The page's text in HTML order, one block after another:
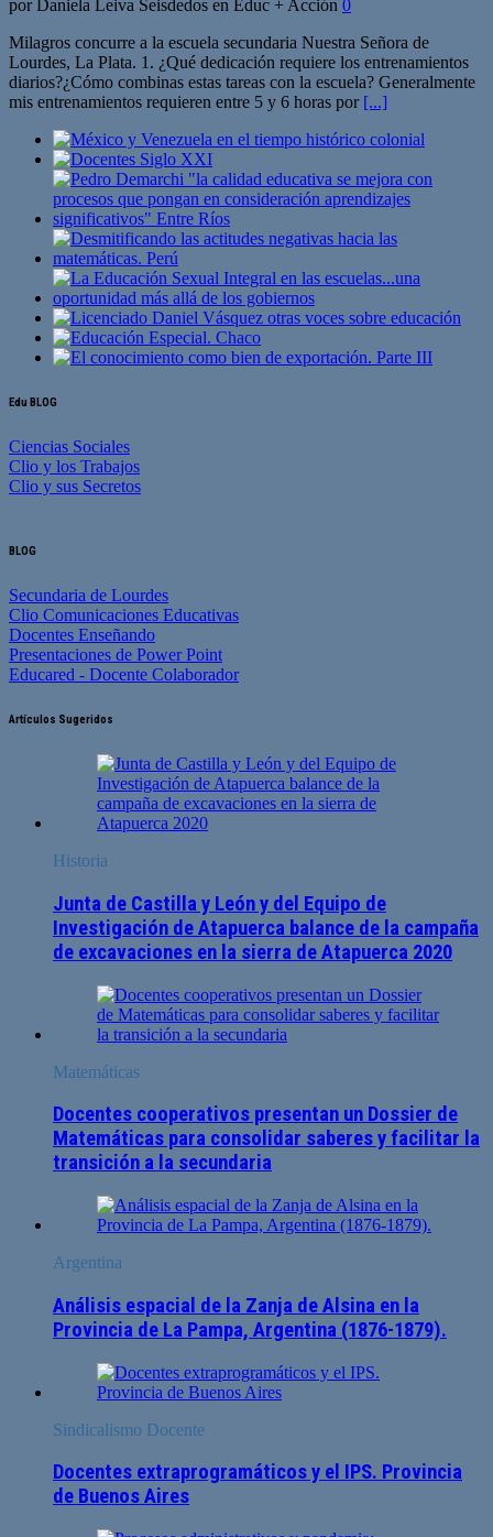
por Daniela Leiva Seisdedos en Educ + Acción 0
Milagros concurre a la escuela secundaria Nuestra Señora de
Lourdes, La Plata. 1. ¿Qué dedicación requiere los entrenamientos
diarios?¿Cómo combinas estas tareas con la escuela? Generalmente
mis entrenamientos requieren entre 5 y 6 horas por [...]
Edu BLOG
Ciencias Sociales
Clio y los Trabajos
Clio y sus Secretos
BLOG
Secundaria de Lourdes
Clio Comunicaciones Educativas
Docentes Enseñando
Presentaciones de Power Point
Educared - Docente Colaborador
Artículos Sugeridos
Historia
Junta de Castilla y León y del Equipo de
Investigación de Atapuerca balance de la campaña
de excavaciones en la sierra de Atapuerca 2020
Matemáticas
Docentes cooperativos presentan un Dossier de
Matemáticas para consolidar saberes y facilitar la
transición a la secundaria
Argentina
Análisis espacial de la Zanja de Alsina en la
Provincia de La Pampa, Argentina (1876-1879).
Sindicalismo Docente
Docentes extraprogramáticos y el IPS. Provincia
de Buenos Aires